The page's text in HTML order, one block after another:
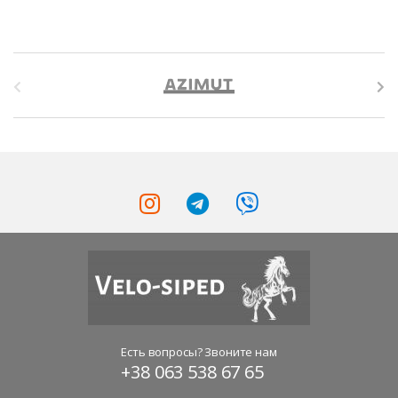
Есть вопросы? Звоните нам
+38 063 538 67 65